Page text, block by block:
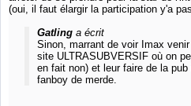
(oui, il faut élargir la participation y'a
Gatlinga écrit
Sinon, marrant de voir Imax
site ULTRASUBVERSIF où on
en fait non) et leur faire de la
fanboy de merde.